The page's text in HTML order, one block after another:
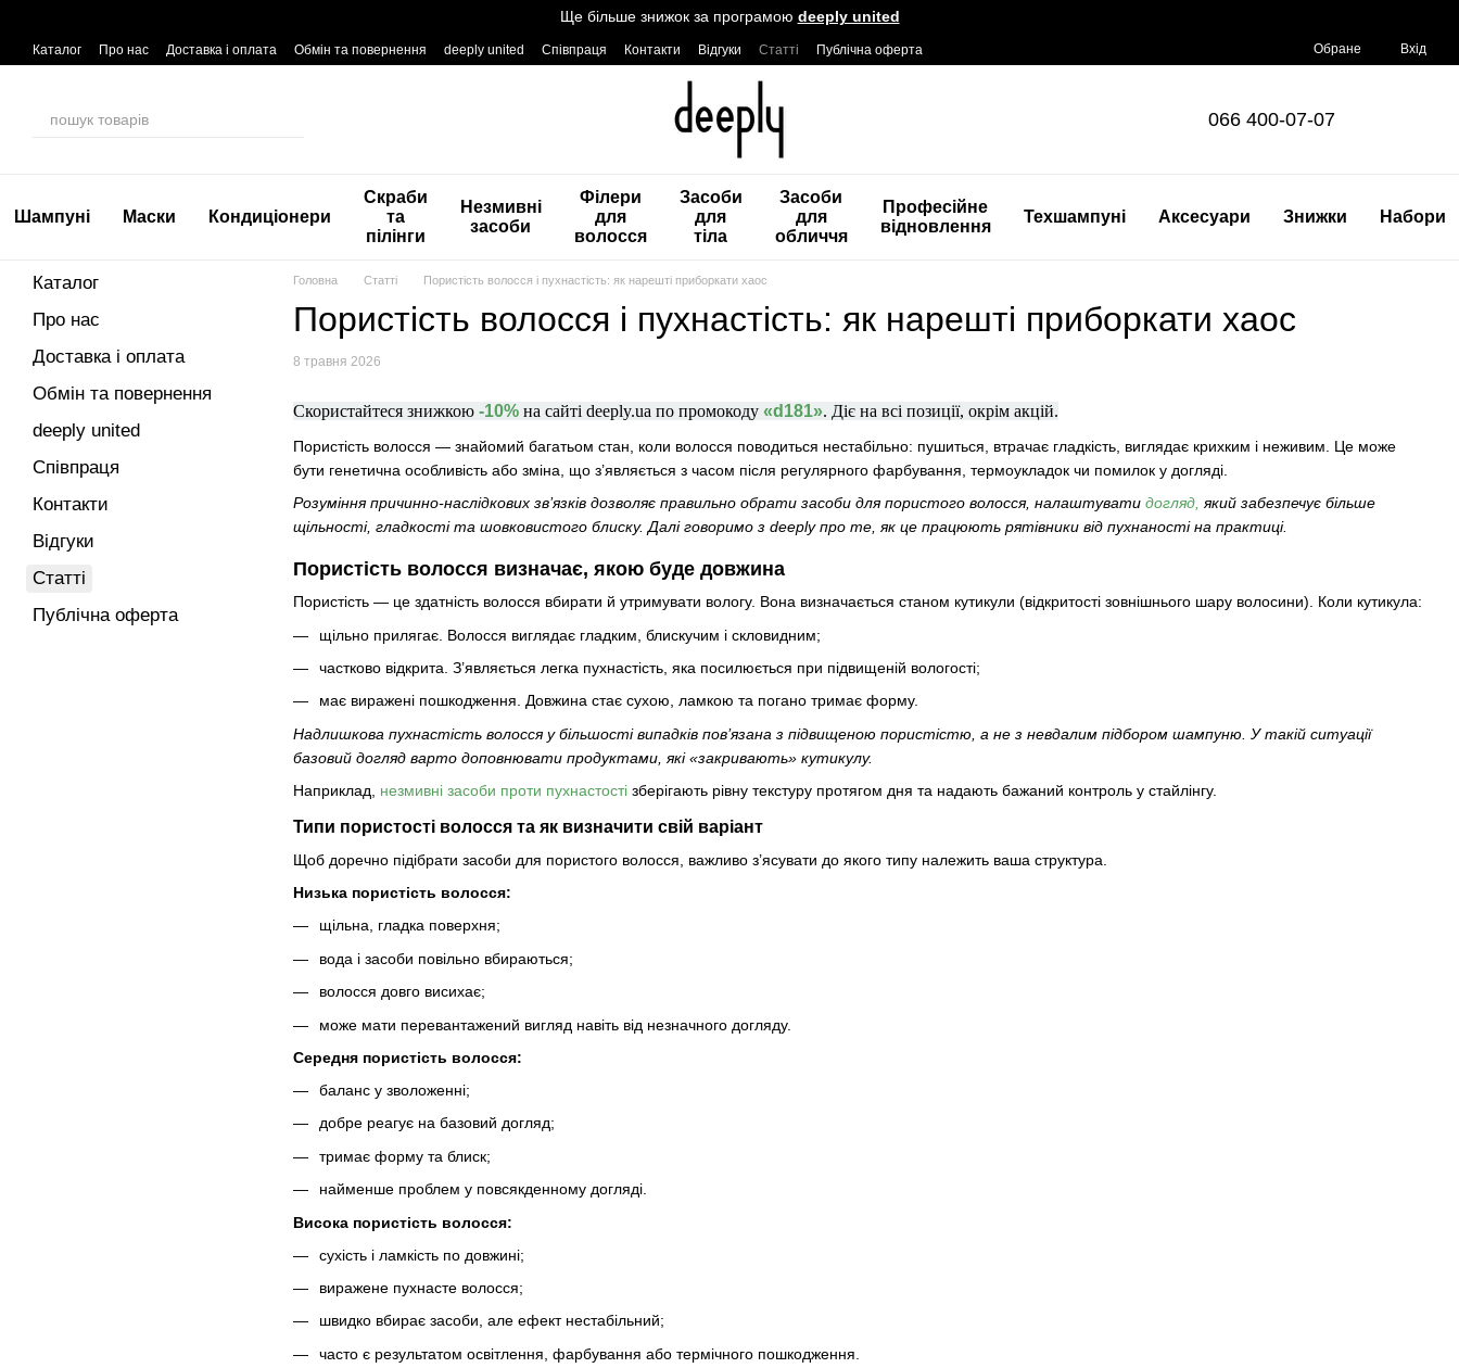
Ще більше знижок за програмою deeply united
Каталог Про нас Доставка і оплата Обмін та повернення deeply united Співпраця Контакти Відгуки Статті Публічна оферта Обране Вхід
066 400-07-07
Шампуні Маски Кондиціонери
Скраби
та
пілінги
Незмивні
засоби
Філери
для
волосся
Засоби
для
тіла
Засоби
для
обличчя
Професійне
відновлення
Техшампуні Аксесуари Знижки Набори
Головна Статті Пористість волосся і пухнастість: як нарешті приборкати хаос
Пористість волосся і пухнастість: як нарешті приборкати хаос
8 травня 2026
Скористайтеся знижкою -10% на сайті deeply.ua по промокоду «d181». Діє на всі позиції, окрім акцій.
Пористість волосся — знайомий багатьом стан, коли волосся поводиться нестабільно: пушиться, втрачає гладкість, виглядає крихким і неживим. Це може
бути генетична особливість або зміна, що з’являється з часом після регулярного фарбування, термоукладок чи помилок у догляді.
Розуміння причинно-наслідкових зв’язків дозволяє правильно обрати засоби для пористого волосся, налаштувати догляд який забезпечує більше
щільності, гладкості та шовковистого блиску. Далі говоримо з deeply про те, як це працюють рятівники від пухнаності на практиці.
Пористість волосся визначає, якою буде довжина
Пористість — це здатність волосся вбирати й утримувати вологу. Вона визначається станом кутикули (відкритості зовнішнього шару волосини). Коли кутикула:
щільно прилягає. Волосся виглядає гладким, блискучим і скловидним;
частково відкрита. З’являється легка пухнастість, яка посилюється при підвищеній вологості;
має виражені пошкодження. Довжина стає сухою, ламкою та погано тримає форму.
Надлишкова пухнастість волосся у більшості випадків пов’язана з підвищеною пористістю, а не з невдалим підбором шампуню. У такій ситуації
базовий догляд варто доповнювати продуктами, які «закривають» кутикулу.
Наприклад, незмивні засоби проти пухнастості зберігають рівну текстуру протягом дня та надають бажаний контроль у стайлінгу.
Типи пористості волосся та як визначити свій варіант
Щоб доречно підібрати засоби для пористого волосся, важливо з’ясувати до якого типу належить ваша структура.
Низька пористість волосся:
щільна, гладка поверхня;
вода і засоби повільно вбираються;
волосся довго висихає;
може мати перевантажений вигляд навіть від незначного догляду.
Середня пористість волосся:
баланс у зволоженні;
добре реагує на базовий догляд;
тримає форму та блиск;
найменше проблем у повсякденному догляді.
Висока пористість волосся:
сухість і ламкість по довжині;
виражене пухнасте волосся;
швидко вбирає засоби, але ефект нестабільний;
часто є результатом освітлення, фарбування або термічного пошкодження.
Каталог
Про нас
Доставка і оплата
Обмін та повернення
deeply united
Співпраця
Контакти
Відгуки
Статті
Публічна оферта